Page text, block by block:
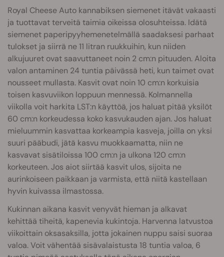
Royal Cheese Auto kannabiksen siemenet itävät vakaasti
ja tuottavat terveitä taimia oikeissa olosuhteissa. Idätä
siemenet paperipyyhemenetelmällä saadaksesi parhaat
tulokset ja siirrä ne 11 litran ruukkuihin, kun niiden
alkujuuret ovat saavuttaneet noin 2 cm:n pituuden. Aloita
valon antaminen 24 tuntia päivässä heti, kun taimet ovat
nousseet mullasta. Kasvit ovat noin 10 cm:n korkuisia
toisen kasvuviikon loppuun mennessä. Kolmannella
viikolla voit harkita LST:n käyttöä, jos haluat pitää yksilöt
60 cm:n korkeudessa koko kasvukauden ajan. Jos haluat
mieluummin kasvattaa korkeampia kasveja, joilla on yksi
suuri pääbudi, jätä kasvu muokkaamatta, niin ne
kasvavat sisätiloissa 100 cm:n ja ulkona 120 cm:n
korkeuteen. Jos aiot siirtää kasvit ulos, sijoita ne
aurinkoiseen paikkaan ja varmista, että niitä kastellaan
hyvin kuivassa ilmastossa.
Kukinnan aikana kasvit venyvät hieman ja alkavat
kehittää tiheitä, kapenevia kukintoja. Harvenna latvustoa
viikoittain oksasaksilla, jotta jokainen nuppu saisi suoraa
valoa. Voit vähentää sisävalaistusta 18 tuntia valoa, 6